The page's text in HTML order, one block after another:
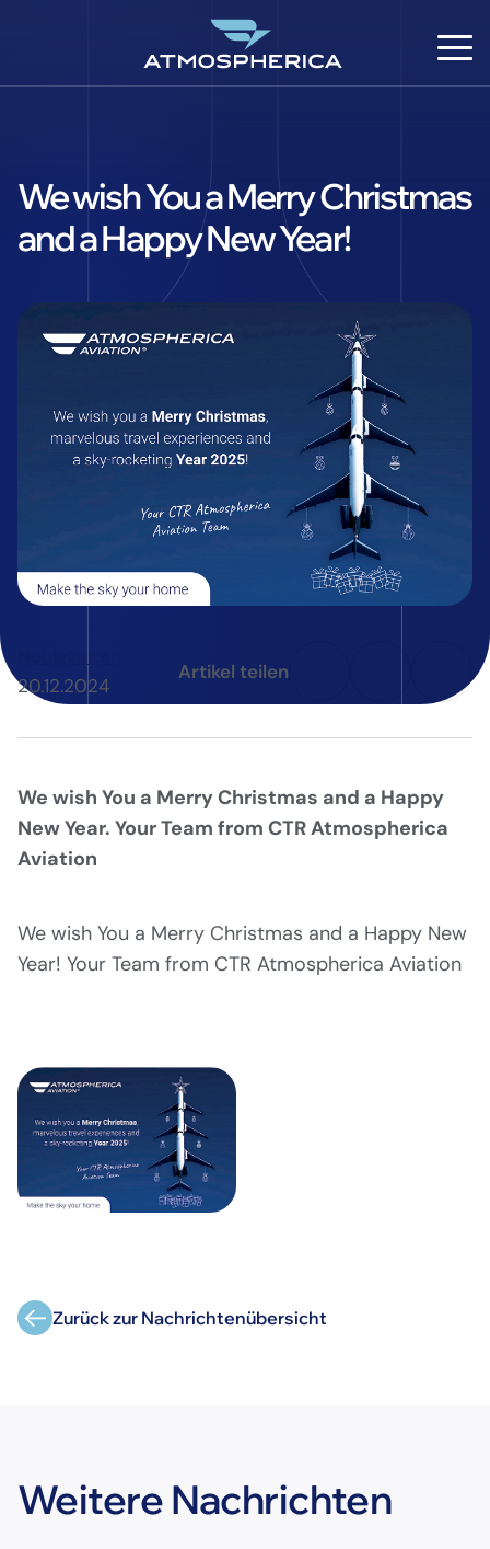
We wish You a Merry Christmas
and a Happy New Year!
20.12.2024
Artikel teilen
We wish You a Merry Christmas and a Happy
New Year. Your Team from CTR Atmospherica
Aviation
We wish You a Merry Christmas and a Happy New
Year! Your Team from CTR Atmospherica Aviation
Zurück zur Nachrichtenübersicht
Weitere Nachrichten